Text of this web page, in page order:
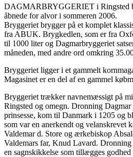
DAGMARBRYGGERIET i Ringsted
åbnede for alvor i sommeren 2006.
Bryggeriet brygger på et komplet
fra ABUK. Brygkedlen, som er fra
til 1000 liter og Dagmarbryggeriet
måneden, med andre ord omkring
Bryggeriet ligger i et gammelt
Magasinet er en del af en gammel
Bryggeriet trækker navnemæssigt på
Ringsted og omegn. Dronning
prinsesse, kom til Danmark i 1205 og
som var en anerkendt og velanskrevet
Valdemar d. Store og ærkebiskop
Valdemars far, Knud Lavard.
en sagnskikkelse som tillægges